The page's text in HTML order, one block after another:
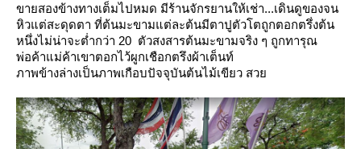
ขายสองข้างทางเต็มไปหมด มีร้านจักรยานให้เช่า...เดินดูของจน
หิวแต่สะดุดตา ที่ต้นมะขามแต่ละต้นมีตาปูตัวโตถูกตอกตรึ่งต้น
หนึ่งไม่น่าจะต่ำกว่า 20 ตัวสงสารต้นมะขามจริง ๆ ถูกทารุณ
พ่อค้าแม่ค้าเขาตอกไว้ผูกเชือกตรึงผ้าเต็นท์
ภาพข้างล่างเป็นภาพเกือบปัจจุบันต้นไม้เขียว สว